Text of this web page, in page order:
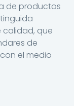
de productos
calidad, que
de
el medio